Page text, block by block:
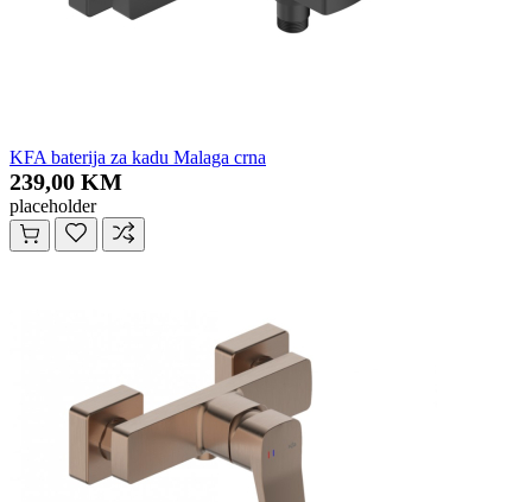
KFA baterija za kadu Malaga crna
239,00 KM
placeholder